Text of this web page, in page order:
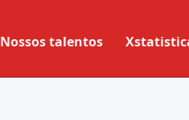
Nossos talentos